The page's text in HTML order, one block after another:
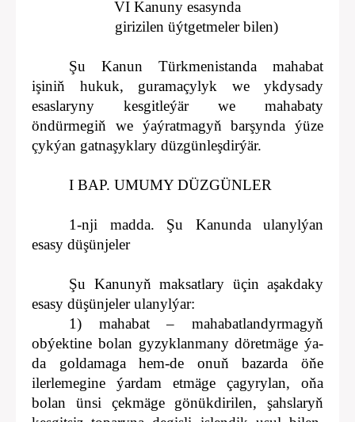
VI Kanuny esasynda
girizilen üýtgetmeler bilen)
Şu Kanun Türkmenistanda mahabat
işiniň hukuk, guramaçylyk we ykdysady
esaslaryny kesgitleýär we mahabaty
öndürmegiň we ýaýratmagyň barşynda ýüze
çykýan gatnaşyklary düzgünleşdirýär.
I BAP. UMUMY DÜZGÜNLER
1-nji madda. Şu Kanunda ulanylýan
esasy düşünjeler
Şu Kanunyň maksatlary üçin aşakdaky
esasy düşünjeler ulanylýar:
1) mahabat – mahabatlandyrmagyň
obýektine bolan gyzyklanmany döretmäge ýa-
da goldamaga hem-de onuň bazarda öňe
ilerlemegine ýardam etmäge çagyrylan, oňa
bolan ünsi çekmäge gönükdirilen, şahslaryň